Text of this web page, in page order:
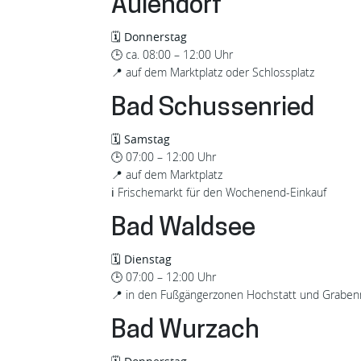
Aulendorf
🗓️ Donnerstag
🕒 ca. 08:00 – 12:00 Uhr
📍 auf dem Marktplatz oder Schlossplatz
Bad Schussenried
🗓️ Samstag
🕒 07:00 – 12:00 Uhr
📍 auf dem Marktplatz
ℹ️ Frischemarkt für den Wochenend-Einkauf
Bad Waldsee
🗓️ Dienstag
🕒 07:00 – 12:00 Uhr
📍 in den Fußgängerzonen Hochstatt und
Bad Wurzach